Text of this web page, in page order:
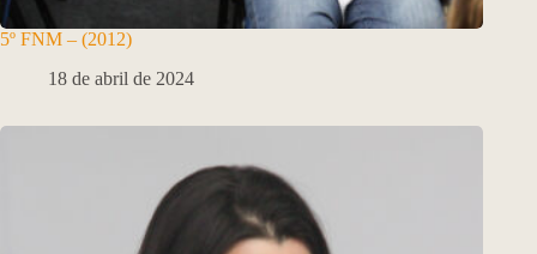
5º FNM – (2012)
18 de abril de 2024